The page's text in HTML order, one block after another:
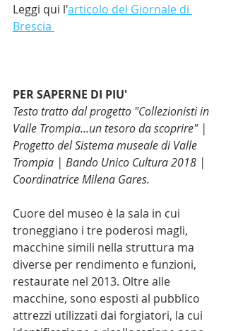
Leggi qui l'articolo del Giornale di
Brescia
PER SAPERNE DI PIU'
Testo tratto dal progetto "Collezionisti in
Valle Trompia...un tesoro da scoprire" |
Progetto del Sistema museale di Valle
Trompia | Bando Unico Cultura 2018 |
Coordinatrice Milena Gares.
Cuore del museo è la sala in cui
troneggiano i tre poderosi magli,
macchine simili nella struttura ma
diverse per rendimento e funzioni,
restaurate nel 2013. Oltre alle
macchine, sono esposti al pubblico
attrezzi utilizzati dai forgiatori, la cui